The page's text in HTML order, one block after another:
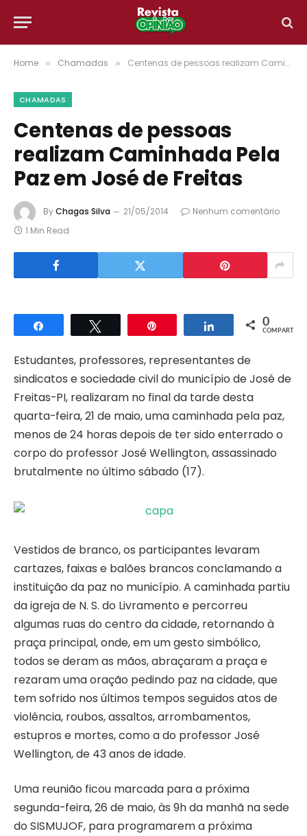
Home » Chamadas » Centenas de pessoas realizam Caminhada Pela Paz em José de Freitas
CHAMADAS
Centenas de pessoas
realizam Caminhada Pela
Paz em José de Freitas
ByChagas Silva 21/05/2014
Nenhum comentário
1 Min Read
Compartilhar Compartilhar
0
COMPART.
Estudantes, professores, representantes de
sindicatos e sociedade civil do município de José de
Freitas-PI, realizaram no final da tarde desta
quarta-feira, 21 de maio, uma caminhada pela paz,
menos de 24 horas depois de ter sido enterrado o
corpo do professor José Wellington, assassinado
brutalmente no último sábado (17).
Vestidos de branco, os participantes levaram
cartazes, faixas e balões brancos conclamando a
instituição da paz no município. A caminhada partiu
da igreja de N. S. do Livramento e percorreu
algumas ruas do centro da cidade, retornando à
praça principal, onde, em um gesto simbólico,
todos se deram as mãos, abraçaram a praça e
rezaram uma oração pedindo paz na cidade, que
tem sofrido nos últimos tempos seguidos atos de
violência, roubos, assaltos, arrombamentos,
estupros e mortes, como a do professor José
Wellington, de 43 anos de idade.
Uma reunião ficou marcada para a próxima
segunda-feira, 26 de maio, às 9h da manhã na sede
do SISMUJOF, para programarem a próxima